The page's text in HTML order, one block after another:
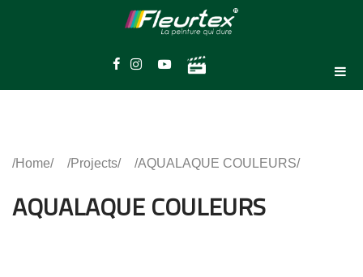
Home Projects AQUALAQUE COULEURS
AQUALAQUE COULEURS